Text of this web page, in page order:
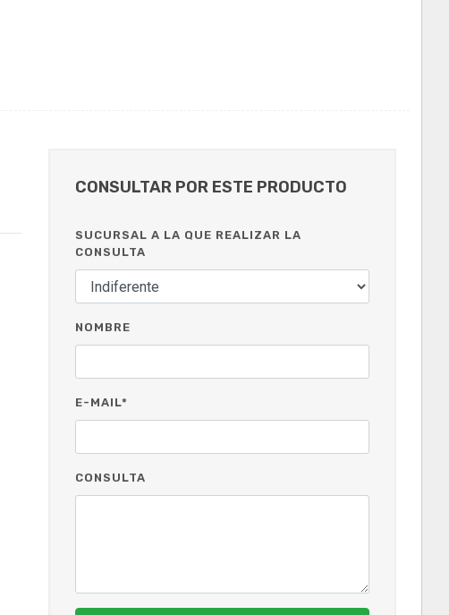
CONSULTAR POR ESTE PRODUCTO
SUCURSAL A LA QUE REALIZAR LA
CONSULTA
NOMBRE
E-MAIL*
CONSULTA